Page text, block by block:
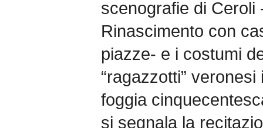
scenografie di Ceroli
Rinascimento con
piazze- e i costumi
“ragazzotti”
foggia
si segnala la